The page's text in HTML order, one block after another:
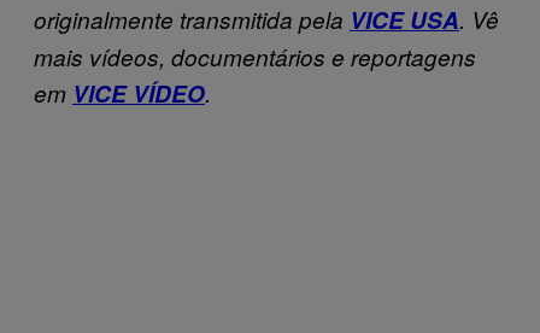
originalmente transmitida pela VICE USA. Vê
mais vídeos, documentários e reportagens
em VICE VÍDEO.